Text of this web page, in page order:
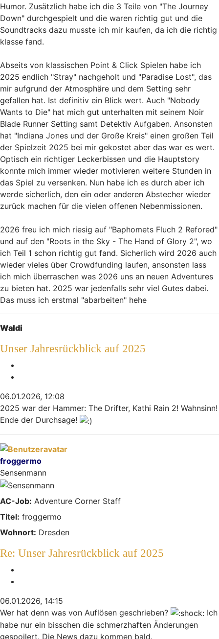
Humor. Zusätzlich habe ich die 3 Teile von "The Journey
Down" durchgespielt und die waren richtig gut und die
Soundtracks dazu musste ich mir kaufen, da ich die richtig
klasse fand.
Abseits von klassischen Point & Click Spielen habe ich
2025 endlich "Stray" nachgeholt und "Paradise Lost", das
mir aufgrund der Atmosphäre und dem Setting sehr
gefallen hat. Ist definitiv ein Blick wert. Auch "Nobody
Wants to Die" hat mich gut unterhalten mit seinem Noir
Blade Runner Setting samt Detektiv Aufgaben. Ansonsten
hat "Indiana Jones und der Große Kreis" einen großen Teil
der Spielzeit 2025 bei mir gekostet aber das war es wert.
Optisch ein richtiger Leckerbissen und die Hauptstory
konnte mich immer wieder motivieren weitere Stunden in
das Spiel zu versenken. Nun habe ich es durch aber ich
werde sicherlich, den ein oder anderen Abstecher wieder
zurück machen für die vielen offenen Nebenmissionen.
2026 freu ich mich riesig auf "Baphomets Fluch 2 Refored"
und auf den "Roots in the Sky - The Hand of Glory 2", wo
ich Teil 1 schon richtig gut fand. Sicherlich wird 2026 auch
wieder vieles über Crowdfunding laufen, ansonsten lass
ich mich überraschen was 2026 uns an neuen Adventures
zu bieten hat. 2025 war jedenfalls sehr viel Gutes dabei.
Das muss ich erstmal "abarbeiten" hehe
Waldi
Unser Jahresrückblick auf 2025
06.01.2026, 12:08
2025 war der Hammer: The Drifter, Kathi Rain 2! Wahnsinn!
Ende der Durchsage!
froggermo
Sensenmann
AC-Job: Adventure Corner Staff
Titel: froggermo
Wohnort: Dresden
Re: Unser Jahresrückblick auf 2025
06.01.2026, 14:15
Wer hat denn was von Auflösen geschrieben?
Ich
habe nur ein bisschen die schmerzhaften Änderungen
gespoilert. Die News dazu kommen bald.